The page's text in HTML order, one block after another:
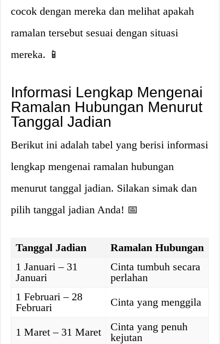
cocok dengan mereka dan melihat apakah
ramalan tersebut sesuai dengan situasi
mereka. 📱
Informasi Lengkap Mengenai
Ramalan Hubungan Menurut
Tanggal Jadian
Berikut ini adalah tabel yang berisi informasi
lengkap mengenai ramalan hubungan
menurut tanggal jadian. Silakan simak dan
pilih tanggal jadian Anda! 📅
Tanggal Jadian
Ramalan Hubungan
1 Januari – 31
Januari
Cinta tumbuh secara
perlahan
1 Februari – 28
Februari
Cinta yang menggila
1 Maret – 31 Maret
Cinta yang penuh
kejutan